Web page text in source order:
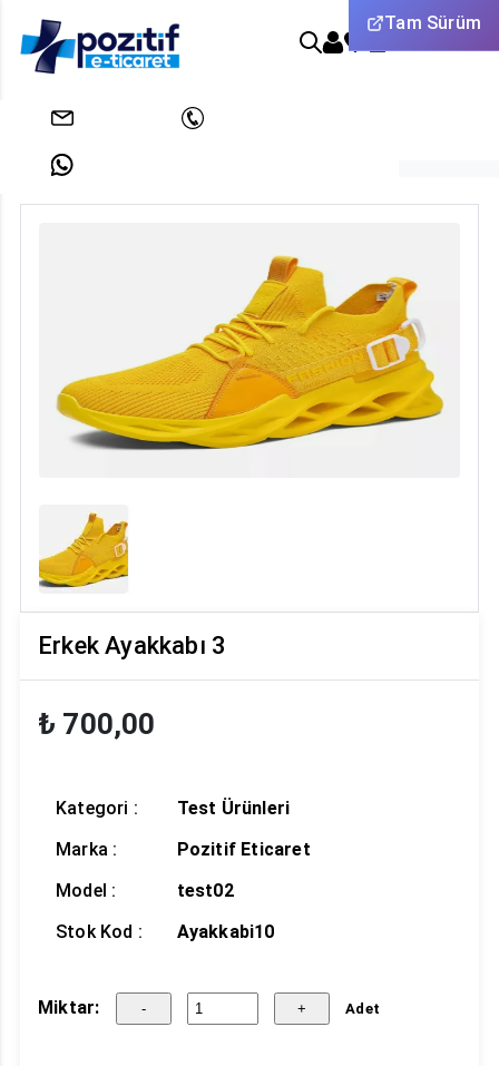
Tam Sürüm
info@pozitifeticaret.com
0
Erkek Ayakkabı 3
₺ 700,00
Kategori :
Test Ürünleri
Marka :
Pozitif Eticaret
Model :
test02
Stok Kod :
Ayakkabi10
Miktar: Adet